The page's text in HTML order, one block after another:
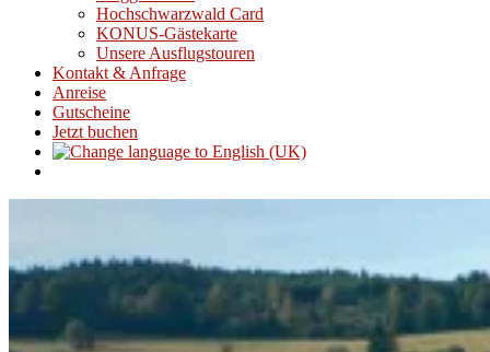
Hochschwarzwald Card
KONUS-Gästekarte
Unsere Ausflugstouren
Kontakt & Anfrage
Anreise
Gutscheine
Jetzt buchen